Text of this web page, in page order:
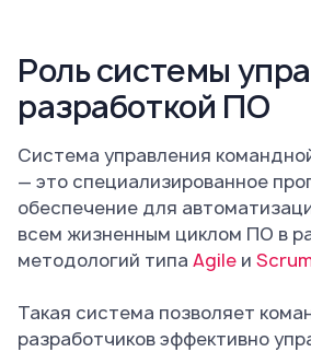
Роль системы
разработкой ПО
Система управления
— это специализированное
обеспечение для
всем жизненным циклом ПО в
методологий типа Agile и
Такая система позволяет
разработчиков эффективно